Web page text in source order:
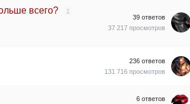
всего?
1
39 ответов
37 217 просмотров
236 ответов
131 716 просмотров
6 ответов